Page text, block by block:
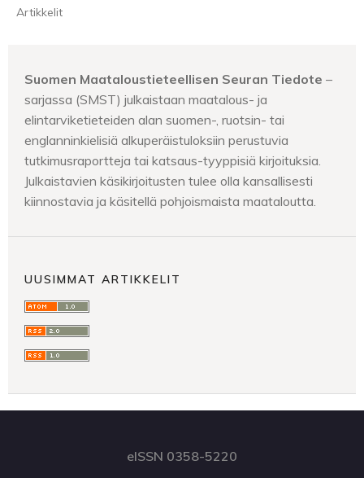
Artikkelit
Suomen Maataloustieteellisen Seuran Tiedote –
sarjassa (SMST) julkaistaan maatalous- ja
elintarviketieteiden alan suomen-, ruotsin- tai
englanninkielisiä alkuperäistuloksiin perustuvia
tutkimusraportteja tai katsaus-tyyppisiä kirjoituksia.
Julkaistavien käsikirjoitusten tulee olla kansallisesti
kiinnostavia ja käsitellä pohjoismaista maataloutta.
UUSIMMAT ARTIKKELIT
eISSN 0358-5220